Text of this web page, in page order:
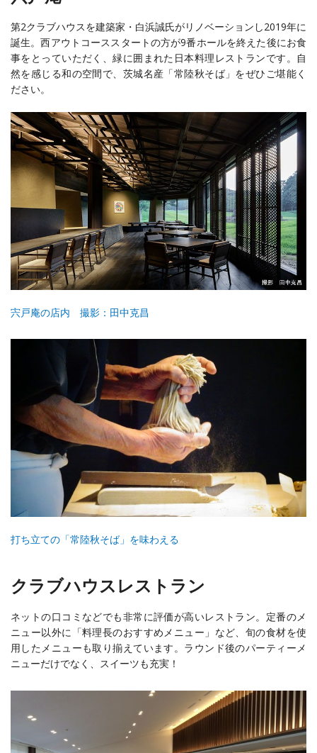
第2クラブハウスを建築家・白浜誠氏がリノベーションし2019年に
誕生。西アウトコーススタートの方が9番ホールを終えた後にお食
事をとっていただく、緑に囲まれた日本料理レストランです。自
然を感じる和の空間で、茨城名産「常陸秋そば」をぜひご堪能く
ださい。
宍戸庵の店内 撮影：田中克昌
打ち立ての「常陸秋そば」を味わえる
クラブハウスレストラン
ネットの口コミなどでも非常に評価が高いレストラン。定番のメ
ニュー以外に「料理長のおすすめメニュー」など、旬の食材を使
用したメニューも取り揃えています。ラウンド後のパーティーメ
ニューだけでなく、スイーツも充実！